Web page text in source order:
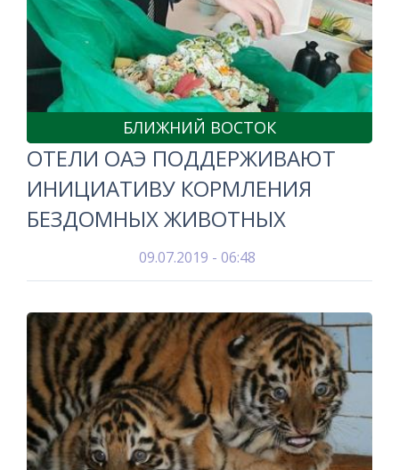
БЛИЖНИЙ ВОСТОК
ОТЕЛИ ОАЭ ПОДДЕРЖИВАЮТ
ИНИЦИАТИВУ КОРМЛЕНИЯ
БЕЗДОМНЫХ ЖИВОТНЫХ
09.07.2019 - 06:48